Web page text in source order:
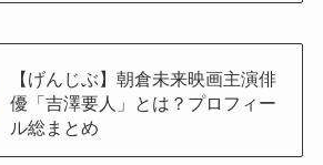
【げんじぶ】朝倉未来映画主演俳
優「吉澤要人」とは？プロフィー
ル総まとめ